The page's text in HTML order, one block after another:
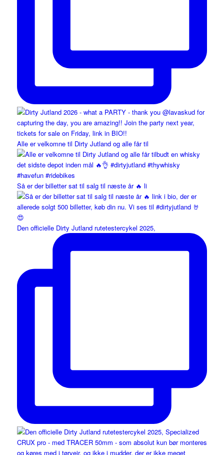
Alle er velkomne til Dirty Jutland og alle får til
Så er der billetter sat til salg til næste år 🔥 li
Den officielle Dirty Jutland rutetestercykel 2025,